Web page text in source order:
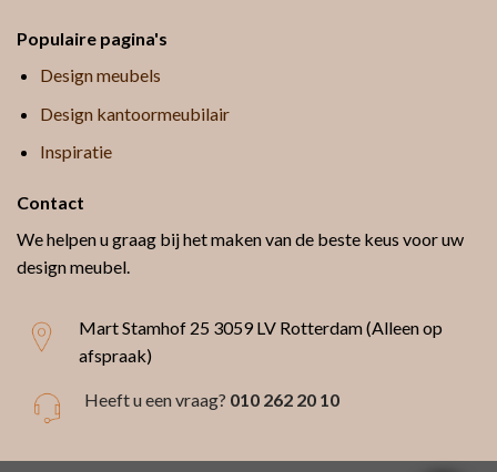
Populaire pagina's
Design meubels
Design kantoormeubilair
Inspiratie
Contact
We helpen u graag bij het maken van de beste keus voor uw
design meubel.
Mart Stamhof 25 3059 LV Rotterdam (Alleen op
afspraak)
Heeft u een vraag? 010 262 20 10